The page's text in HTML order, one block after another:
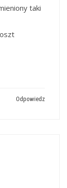
taki
Odpowiedz